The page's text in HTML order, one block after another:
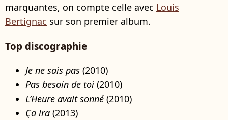
marquantes, on compte celle avec Louis
Bertignac sur son premier album.
Top discographie
Je ne sais pas (2010)
Pas besoin de toi (2010)
L’Heure avait sonné (2010)
Ça ira (2013)